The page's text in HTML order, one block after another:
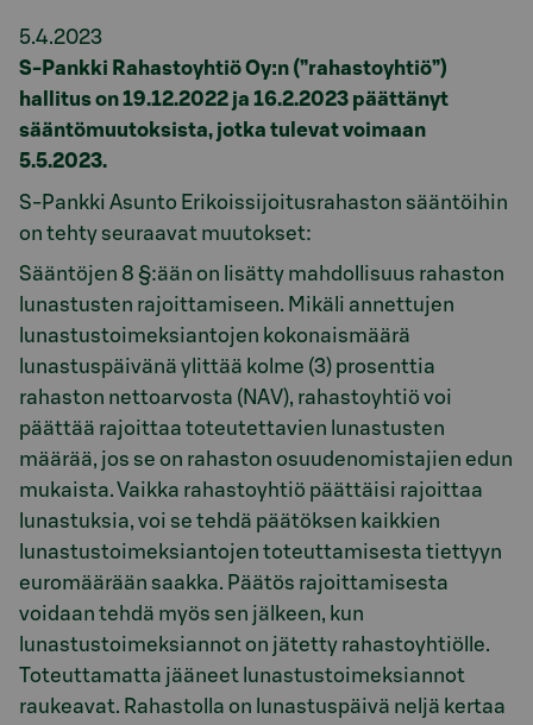
5.4.2023
S-Pankki Rahastoyhtiö Oy:n (”rahastoyhtiö”)
hallitus on 19.12.2022 ja 16.2.2023 päättänyt
sääntömuutoksista, jotka tulevat voimaan
5.5.2023.
S-Pankki Asunto Erikoissijoitusrahaston sääntöihin
on tehty seuraavat muutokset:
Sääntöjen 8 §:ään on lisätty mahdollisuus rahaston
lunastusten rajoittamiseen. Mikäli annettujen
lunastustoimeksiantojen kokonaismäärä
lunastuspäivänä ylittää kolme (3) prosenttia
rahaston nettoarvosta (NAV), rahastoyhtiö voi
päättää rajoittaa toteutettavien lunastusten
määrää, jos se on rahaston osuudenomistajien edun
mukaista. Vaikka rahastoyhtiö päättäisi rajoittaa
lunastuksia, voi se tehdä päätöksen kaikkien
lunastustoimeksiantojen toteuttamisesta tiettyyn
euromäärään saakka. Päätös rajoittamisesta
voidaan tehdä myös sen jälkeen, kun
lunastustoimeksiannot on jätetty rahastoyhtiölle.
Toteuttamatta jääneet lunastustoimeksiannot
raukeavat. Rahastolla on lunastuspäivä neljä kertaa